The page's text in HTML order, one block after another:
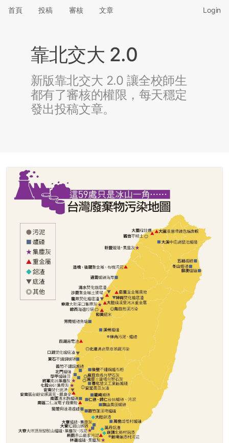
首頁 投稿 審核 文章 Login
靠北交大 2.0
新版靠北交大 2.0 讓全校師生
都有了審核的權限，每天穩定
發出投稿文章。